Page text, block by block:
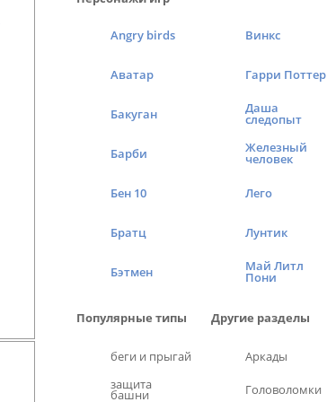
Angry birds
Аватар
Бакуган
Барби
Бен 10
Братц
Бэтмен
Винкс
Гарри Поттер
Даша
следопыт
Железный
человек
Лего
Лунтик
Май Литл
Пони
Популярные типы
беги и прыгай
защита
башни
Другие разделы
Аркады
Головоломки